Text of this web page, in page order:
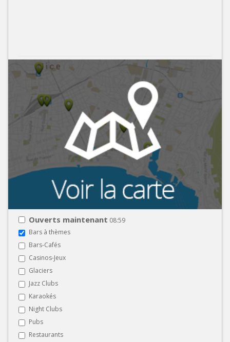
Ouverts maintenant 08:59
Bars à thèmes
Bars-Cafés
Casinos-Jeux
Glaciers
Jazz Clubs
Karaokés
Night Clubs
Pubs
Restaurants